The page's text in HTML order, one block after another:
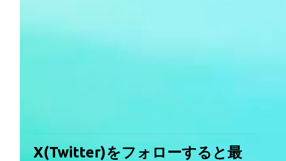
X(Twitter)をフォローすると最